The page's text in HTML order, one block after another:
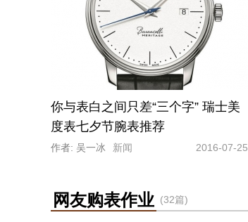
你与表白之间只差“三个字” 瑞士美
度表七夕节腕表推荐
作者: 吴一冰 新闻 2016-07-25
网友购表作业 (32篇)